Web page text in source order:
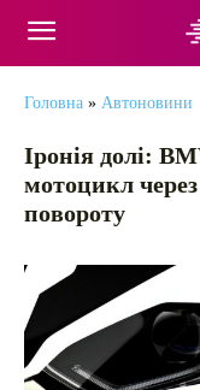
Головна » Автоновини
Іронія долі:
мотоцикл
повороту